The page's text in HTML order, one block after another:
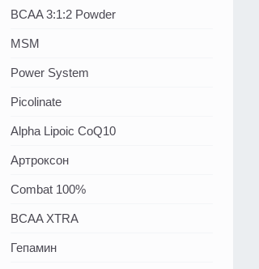
BCAA 3:1:2 Powder
MSM
Power System
Picolinate
Alpha Lipoic CoQ10
Артроксон
Combat 100%
BCAA XTRA
Гепамин